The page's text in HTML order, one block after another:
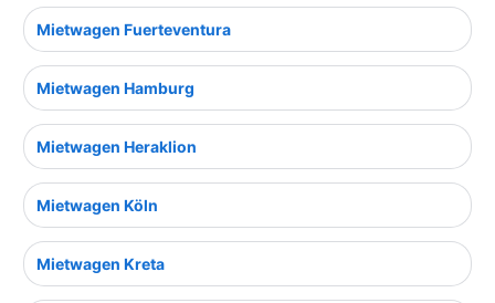
Mietwagen Fuerteventura
Mietwagen Hamburg
Mietwagen Heraklion
Mietwagen Köln
Mietwagen Kreta